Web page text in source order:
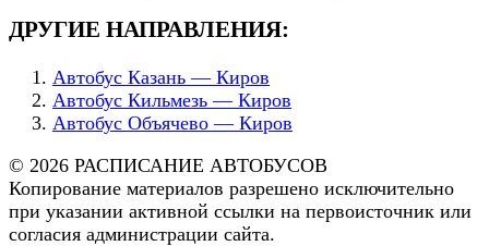
ДРУГИЕ НАПРАВЛЕНИЯ:
Автобус Казань — Киров
Автобус Кильмезь — Киров
Автобус Объячево — Киров
© 2026 РАСПИСАНИЕ АВТОБУСОВ
Копирование материалов разрешено исключительно
при указании активной ссылки на первоисточник или
согласия администрации сайта.